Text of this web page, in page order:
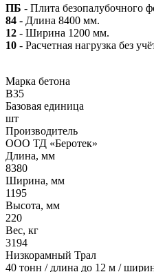
ПБ - Плита безопалубочного
84 - Длина 8400 мм.
12 - Ширина 1200 мм.
10 - Расчетная нагрузка без
Марка бетона
B35
Базовая единица
шт
Производитель
ООО ТД «Беротек»
Длина, мм
8380
Ширина, мм
1195
Высота, мм
220
Вес, кг
3194
Низкорамный Трал
40 тонн / длина до 12 м /